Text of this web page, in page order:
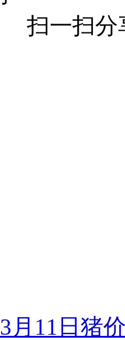
扫一扫分
3月11日猪